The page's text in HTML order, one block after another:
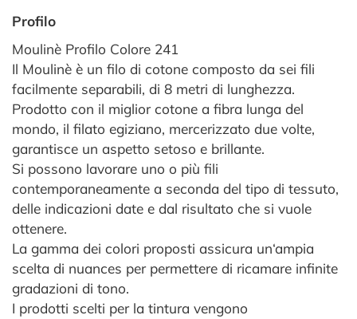
Profilo
Moulinè Profilo Colore 241
Il Moulinè è un filo di cotone composto da sei fili
facilmente separabili, di 8 metri di lunghezza.
Prodotto con il miglior cotone a fibra lunga del
mondo, il filato egiziano, mercerizzato due volte,
garantisce un aspetto setoso e brillante.
Si possono lavorare uno o più fili
contemporaneamente a seconda del tipo di tessuto,
delle indicazioni date e dal risultato che si vuole
ottenere.
La gamma dei colori proposti assicura un‘ampia
scelta di nuances per permettere di ricamare infinite
gradazioni di tono.
I prodotti scelti per la tintura vengono